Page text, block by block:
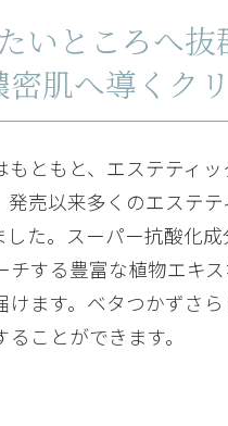
ているからか毛穴も目立ちに
、つけた後すぐにメイクがで
いところへ抜
密肌へ導くク
ともと、エステティ
発売以来多くのエステ
た。スーパー抗酸化
する豊富な植物エキ
ます。ベタつかずさ
ことができます。